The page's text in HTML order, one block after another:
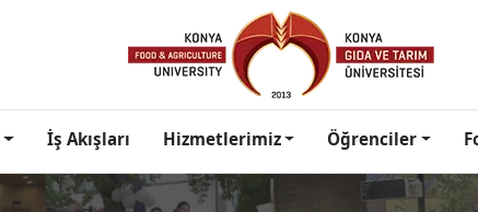
İş Akışları Hizmetlerimiz Öğrenciler